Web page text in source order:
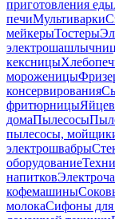
приготовления еды
печиМультиварки
мейкерыТостеры
кексницы
мороженицы
консервирования
фритюрницы
домаПылесосы
пылесосы,
электрошвабры
оборудование
напитков
кофемашины
молокаСифоны для